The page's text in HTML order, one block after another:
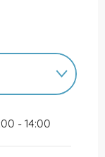
- 14:00